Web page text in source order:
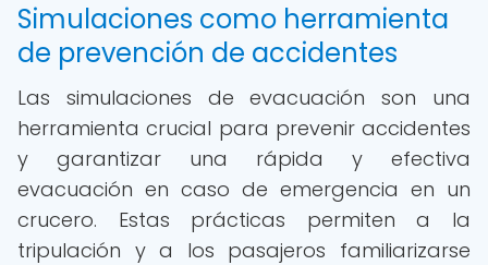
Simulaciones como herramienta
de prevención de accidentes
Las simulaciones de evacuación son una
herramienta crucial para prevenir accidentes
y garantizar una rápida y efectiva
evacuación en caso de emergencia en un
crucero. Estas prácticas permiten a la
tripulación y a los pasajeros familiarizarse